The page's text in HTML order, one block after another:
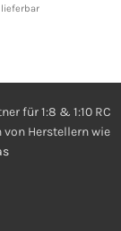
für 1:8 & 1:10 RC
Herstellern wie